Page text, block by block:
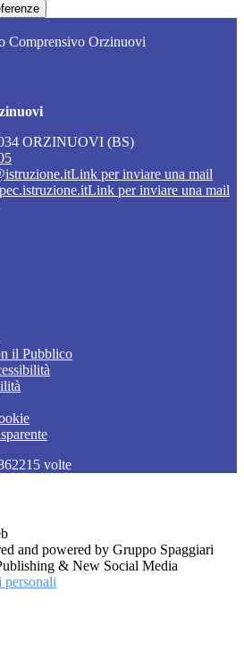
Comprensivo Orzinuovi
ORZINUOVI (BS)
Link per inviare una mail
Link per inviare una mail
il Pubblico
volte
and powered by Gruppo Spaggiari
& New Social Media
personali